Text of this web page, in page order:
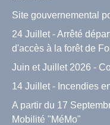
Site gouvernemental
24 Juillet - Arrêté
d'accès à la forêt de
Juin et Juillet 2026 -
14 Juillet - Incendies
A partir du 17
Mobilité "MéMo"